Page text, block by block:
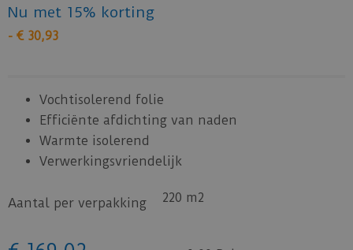
Nu met 15% korting
- € 30,93
Vochtisolerend folie
Efficiënte afdichting van naden
Warmte isolerend
Verwerkingsvriendelijk
Aantal per verpakking 220 m2